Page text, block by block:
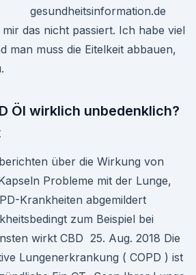
gesundheitsinformation.de
das nicht passiert. Ich habe viel
man muss die Eitelkeit abbauen,
Öl wirklich unbedenklich?
über die Wirkung von
Probleme mit der Lunge,
Krankheiten abgemildert
zum Beispiel bei
wirkt CBD 25. Aug. 2018 Die
Lungenerkrankung ( COPD ) ist